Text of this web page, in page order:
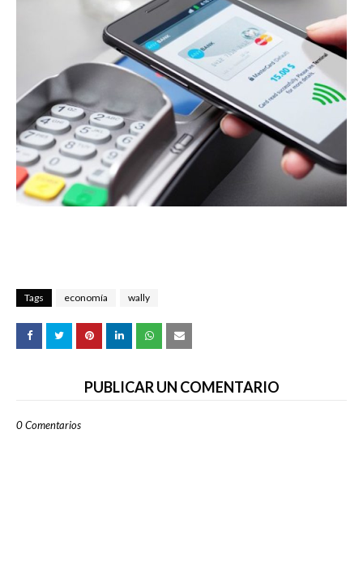
Tags economía wally
PUBLICAR UN COMENTARIO
0 Comentarios